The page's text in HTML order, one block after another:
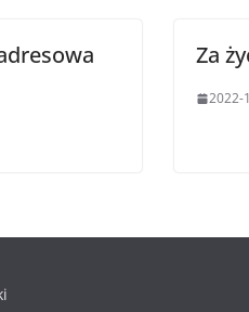
Za
2022-